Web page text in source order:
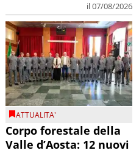
il 07/08/2026
ATTUALITA'
Corpo forestale della
Valle d’Aosta: 12 nuovi